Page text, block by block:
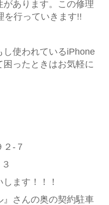
あります。この修理
を行っていきます!!
し使われているiPhone
ったときはお気軽に
-７
３
ます！！！
さんの奥の契約駐車